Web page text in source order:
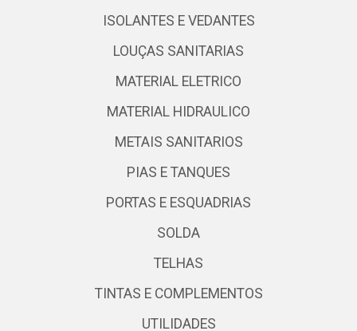
ISOLANTES E VEDANTES
LOUÇAS SANITARIAS
MATERIAL ELETRICO
MATERIAL HIDRAULICO
METAIS SANITARIOS
PIAS E TANQUES
PORTAS E ESQUADRIAS
SOLDA
TELHAS
TINTAS E COMPLEMENTOS
UTILIDADES